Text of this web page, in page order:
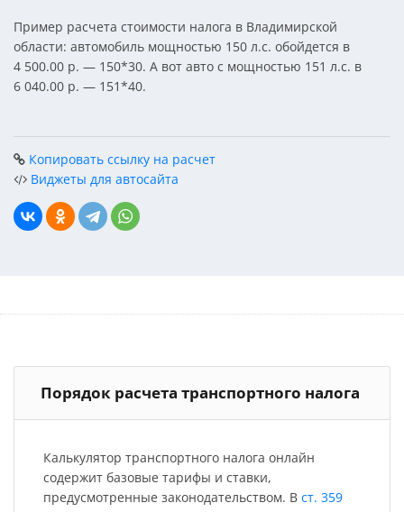
Пример расчета стоимости налога в Владимирской
области: автомобиль мощностью 150 л.с. обойдется в
4 500.00 р. — 150*30. А вот авто с мощностью 151 л.с. в
6 040.00 р. — 151*40.
Копировать ссылку на расчет
Виджеты для автосайта
Порядок расчета транспортного налога
Калькулятор транспортного налога онлайн
содержит базовые тарифы и ставки,
предусмотренные законодательством. В ст. 359